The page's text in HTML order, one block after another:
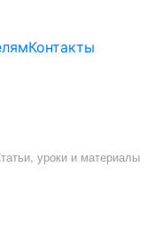
Контакты
уроки и материалы